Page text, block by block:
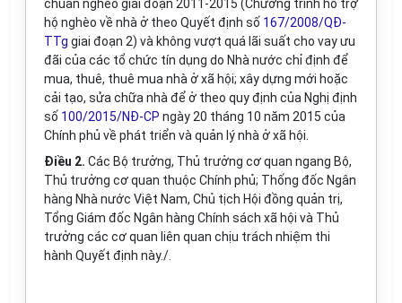
chuẩn nghèo giai đoạn 2011-2015 (Chương trình hỗ trợ
hộ nghèo về nhà ở theo Quyết định số 167/2008/QĐ-
TTg giai đoạn 2) và không vượt quá lãi suất cho vayưu
đãi của các tổ chức tín dụng do Nhà nước chỉ định để
mua, thuê, thuê mua nhà ở xã hội; xây dựng mới hoặc
cải tạo, sửa chữa nhà đểở theo quy định của Nghị định
số 100/2015/NĐ-CP ngày 20 tháng 10 năm 2015 của
Chính phủ về phát triển và quản lý nhà ở xã hội.
Điều 2. Các Bộ trưởng, Thủ trưởng cơ quan ngang Bộ,
Thủ trưởng cơ quan thuộc Chính phủ; Thống đốc Ngân
hàng Nhà nước Việt Nam, Chủ tịch Hội đồng quản trị,
Tổng Giám đốc Ngân hàng Chính sách xã hội và Thủ
trưởng các cơ quan liên quan chịu trách nhiệm thi
hành Quyết định này./